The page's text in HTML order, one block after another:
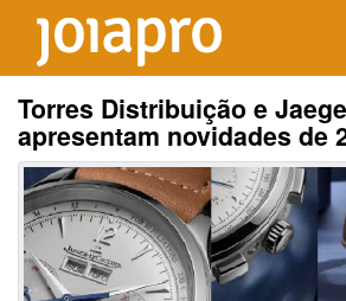
Torres Distribuição e
apresentam novidades de